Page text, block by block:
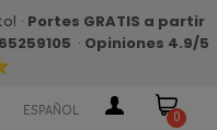
· Portes GRATIS a partir
· Opiniones 4.9/5
ESPAÑOL 0